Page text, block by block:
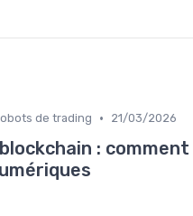
de trading • 21/03/2026
: comment